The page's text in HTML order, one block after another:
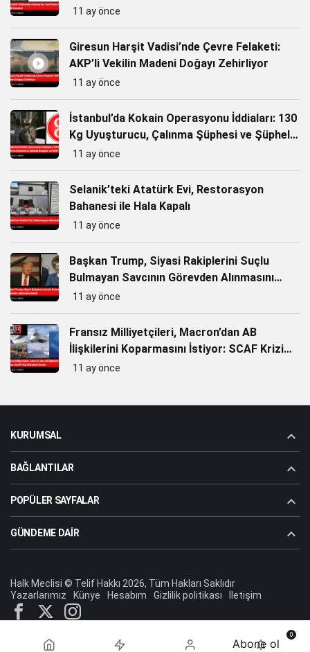
11 ay önce
Giresun Harşit Vadisi’nde Çevre Felaketi:
AKP’li Vekilin Madeni Doğayı Zehirliyor
11 ay önce
İstanbul’da Kokain Operasyonu İddiaları: 130
Kg Uyuşturucu, Çalınma Şüphesi ve Şüpheli
Belgeler ve MHP ilişkisi
11 ay önce
Selanik’teki Atatürk Evi, Restorasyon
Bahanesi ile Hala Kapalı
11 ay önce
Başkan Trump, Siyasi Rakiplerini Suçlu
Bulmayan Savcının Görevden Alınmasını
İstedi
11 ay önce
Fransız Milliyetçileri, Macron’dan AB
İlişkilerini Koparmasını İstiyor: SCAF Krizi
Gündemi Sarstı
11 ay önce
KURUMSAL
BAĞLANTILAR
POPÜLER SAYFALAR
GÜNDEME DAIR
Halk Meclisi © Telif Hakkı 2026, Tüm Hakları Saklıdır
Yazarlarımız
Künye Hesabım Gizlilik politikası İletişim
0
Abone ol